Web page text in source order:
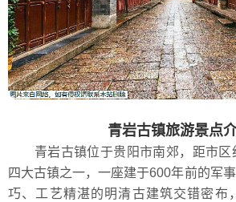
青岩古镇旅游景点
青岩古镇位于贵阳市南郊，距市区
四大古镇之一，一座建于600年前的军
巧、工艺精湛的明清古建筑交错密布